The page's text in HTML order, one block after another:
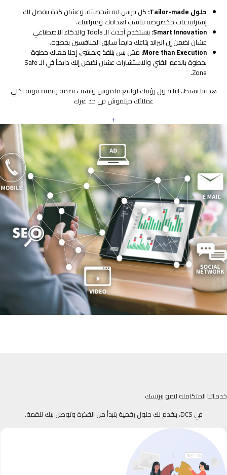
حلول Tailor-made:
كل بيزنس ليه شخصيته، وعشان كدة بنفصل لك
إستراتيجيات مخصوصة تناسب أهدافك وميزانيتك.
Smart Innovation:
بنستخدم أحدث الـ Tools والذكاء الاصطناعي
عشان نضمن إن البراند بتاعك دايماً سابق المنافسين بخطوة.
More than Execution: مش بس بننفذ ونمشي، إحنا معاك خطوة
بخطوة بالدعم الفني والاستشارات عشان نضمن إنك دايماً في الـ Safe
Zone.
هدفنا بسيط.. إننا نحول رؤيتك لواقع ملموس ونسيب بصمة رقمية قوية تخلي
عملائك ميثقوش في حد غيرك
+
خدماتنا المتكاملة لنمو بيزنسك
في DCS، بنقدم لك حلول رقمية بتبدأ من الفكرة وتوصل بيك للقمة.